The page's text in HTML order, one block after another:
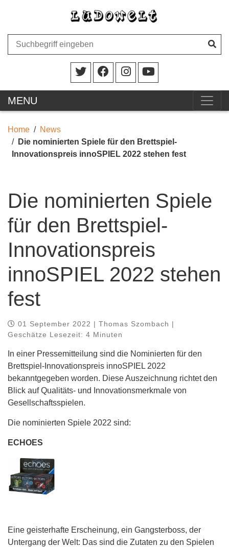
MENU
Home
News
Die nominierten Spiele für den Brettspiel-
Innovationspreis innoSPIEL 2022 stehen fest
Die nominierten Spiele
für den Brettspiel-
Innovationspreis
innoSPIEL 2022 stehen
fest
01 September 2022 | Thomas Szombach |
Geschätze Lesezeit: 4 Minuten
In einer Pressemitteilung sind die Nominierten für den
Brettspiel-Innovationspreis innoSPIEL 2022
bekanntgegeben worden. Diese Auszeichnung richtet den
Blick auf Qualitäts- und Innovationsmerkmale von
Gesellschaftsspielen.
Die nominierten Spiele 2022 sind:
ECHOES
Eine geisterhafte Erscheinung, ein Gangsterboss, der
Untergang der Welt: Das sind die Zutaten zu den Spielen